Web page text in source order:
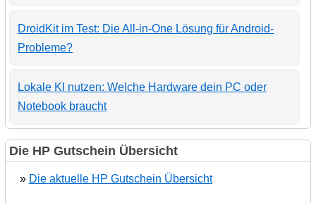
DroidKit im Test: Die All-in-One Lösung für Android-
Probleme?
Lokale KI nutzen: Welche Hardware dein PC oder
Notebook braucht
Die HP Gutschein Übersicht
» Die aktuelle HP Gutschein Übersicht